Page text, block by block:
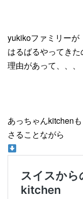
yukikoファミリーが
はるばるやってきた
理由があって、、、
あっちゃんkitchenも
さることながら